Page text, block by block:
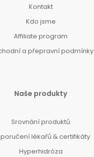
Kontakt
Kdo jsme
Affiliate program
a přepravní podmínky
Naše produkty
Srovnání produktů
lékařů & certifikáty
Hyperhidróza